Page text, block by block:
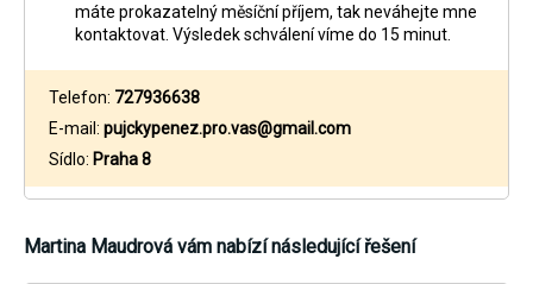
máte prokazatelný měsíční příjem, tak neváhejte mne
kontaktovat. Výsledek schválení víme do 15 minut.
Telefon: 727936638
E-mail: pujckypenez.pro.vas@gmail.com
Sídlo: Praha 8
Martina Maudrová vám nabízí následující řešení